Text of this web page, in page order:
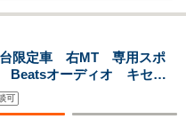
限定車 右MT 専用スポ
Beatsオーディオ キセノ
サー CarPlay Bluetooth
可